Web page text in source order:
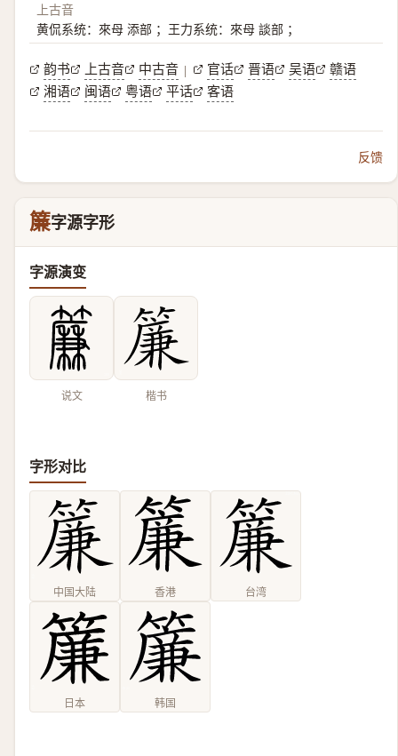
上古音
黄侃系统：來母 添部 ；王力系统：來母 談部 ；
韵书 上古音 中古音 | 官话 晋语 吴语
赣语
湘语
闽语 粤语 平话 客语
反馈
簾字源字形
字源演变
说文 楷书
字形对比
中国大陆 香港 台湾
日本 韩国